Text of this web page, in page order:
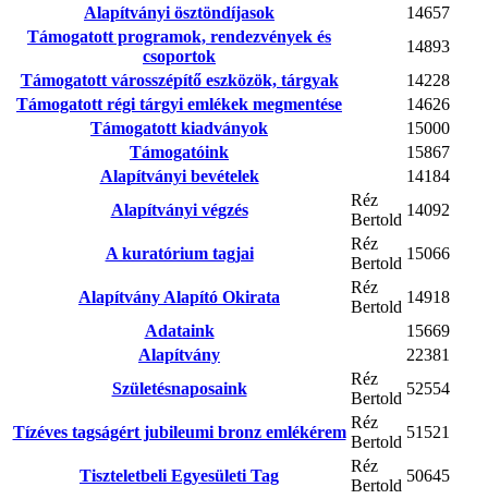
Alapítványi ösztöndíjasok
14657
Támogatott programok, rendezvények és
csoportok
14893
Támogatott városszépítő eszközök, tárgyak
14228
Támogatott régi tárgyi emlékek megmentése
14626
Támogatott kiadványok
15000
Támogatóink
15867
Alapítványi bevételek
14184
Alapítványi végzés
Réz
Bertold
14092
A kuratórium tagjai
Réz
Bertold
15066
Alapítvány Alapító Okirata
Réz
Bertold
14918
Adataink
15669
Alapítvány
22381
Születésnaposaink
Réz
Bertold
52554
Tízéves tagságért jubileumi bronz emlékérem
Réz
Bertold
51521
Tiszteletbeli Egyesületi Tag
Réz
Bertold
50645